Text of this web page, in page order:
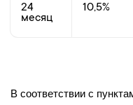
24
месяц
10,5%
В соответствии с